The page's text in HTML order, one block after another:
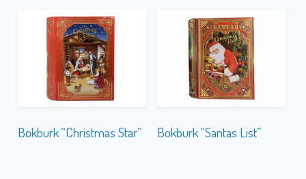
Bokburk “Christmas Star” Bokburk “Santas List”